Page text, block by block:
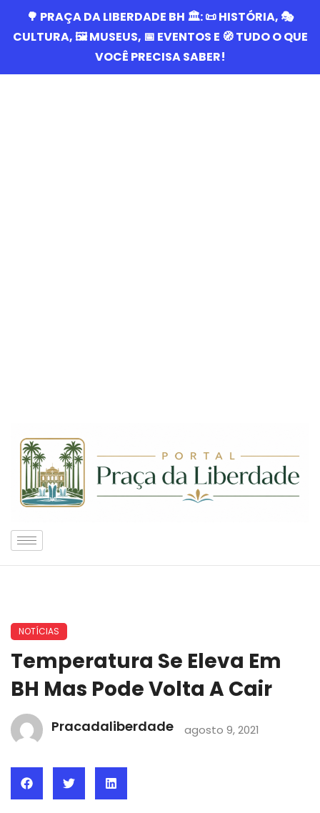
🌳 PRAÇA DA LIBERDADE BH 🏛️: 📜 HISTÓRIA, 🎭
CULTURA, 🖼️ MUSEUS, 📅 EVENTOS E 🧭 TUDO O QUE
VOCÊ PRECISA SABER!
NOTÍCIAS
Temperatura Se Eleva Em
BH Mas Pode Volta A Cair
Pracadaliberdade agosto 9, 2021